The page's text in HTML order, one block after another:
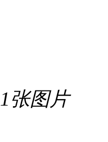
1张图片